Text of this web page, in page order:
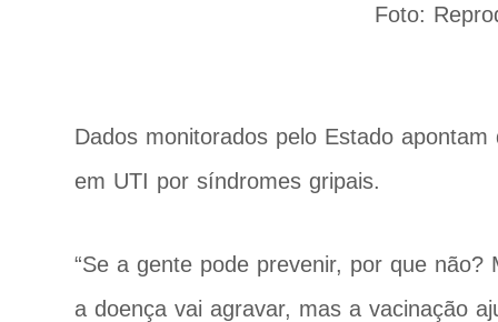
Foto:
Dados monitorados pelo Estado
em UTI por síndromes gripais.
“Se a gente pode prevenir, por que
a doença vai agravar, mas a vacinação